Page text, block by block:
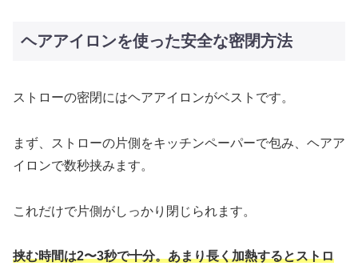
ヘアアイロンを使った安全な密閉方法
ストローの密閉にはヘアアイロンがベストです。
まず、ストローの片側をキッチンペーパーで包み、ヘアア
イロンで数秒挟みます。
これだけで片側がしっかり閉じられます。
挟む時間は2〜3秒で十分。あまり長く加熱するとストロ